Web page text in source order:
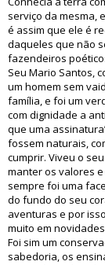
serviço da mesma,
é assim que ele é
daqueles que não
fazendeiros
Seu Mario Santos,
um homem sem
família, e foi um
com dignidade a
que uma
fossem naturais,
cumprir. Viveu o
manter os valores
sempre foi uma
do fundo do seu
aventuras e por
muito em
Foi sim um
sabedoria, os